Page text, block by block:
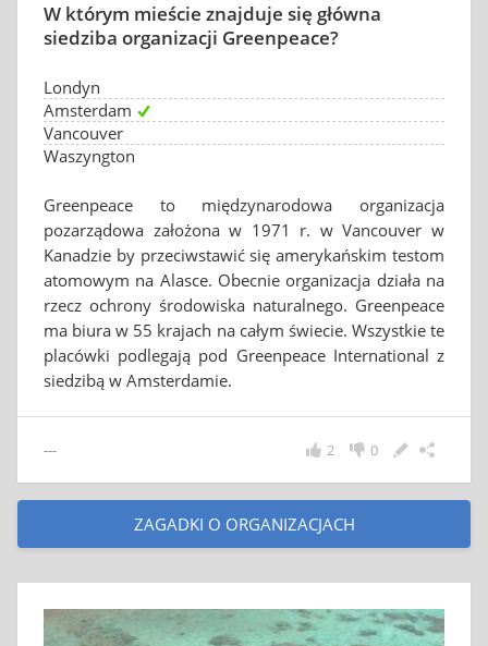
W którym mieście znajduje się główna
siedziba organizacji Greenpeace?
Londyn
Amsterdam
Vancouver
Waszyngton
Greenpeace to międzynarodowa organizacja
pozarządowa założona w 1971 r. w Vancouver w
Kanadzie by przeciwstawić się amerykańskim testom
atomowym na Alasce. Obecnie organizacja działa na
rzecz ochrony środowiska naturalnego. Greenpeace
ma biura w 55 krajach na całym świecie. Wszystkie te
placówki podlegają pod Greenpeace International z
siedzibą w Amsterdamie.
--- 0
2
ZAGADKI O ORGANIZACJACH